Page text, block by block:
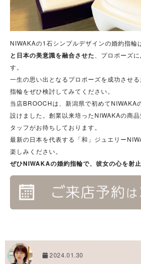
NIWAKAの1石シンプルデザインの婚約指輪
と日本の美意識を融合させた
、プロポーズ
す。
一生の思い出となるプロポーズを成功させ
指輪をぜひ検討してみてください。
当店BROOCHは、新潟県で初めてNIWAKA
設けました。 創業以来培ったNIWAKAの商
タッフがお待ちしております。
最新の日本を代表する「和」ジュエリー
楽しみください。
ぜひNIWAKAの婚約指輪で、彼女の心を射止
2024.01.30